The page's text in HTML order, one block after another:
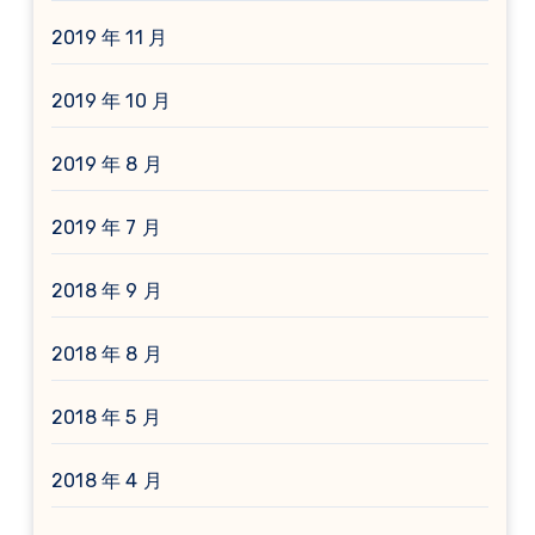
2019 年 11 月
2019 年 10 月
2019 年 8 月
2019 年 7 月
2018 年 9 月
2018 年 8 月
2018 年 5 月
2018 年 4 月